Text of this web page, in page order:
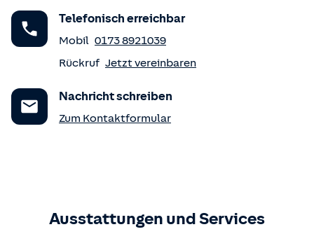
Telefonisch erreichbar
Mobil 0173 8921039
Rückruf Jetzt vereinbaren
Nachricht schreiben
Zum Kontaktformular
Ausstattungen und Services